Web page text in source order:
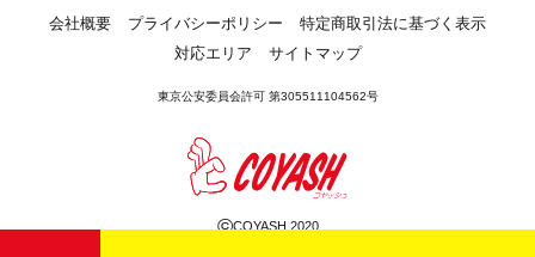
会社概要 プライバシーポリシー
特定商取引法に基づく表示
対応エリア
サイトマップ
東京公安委員会許可 第305511104562号
©COYASH 2020